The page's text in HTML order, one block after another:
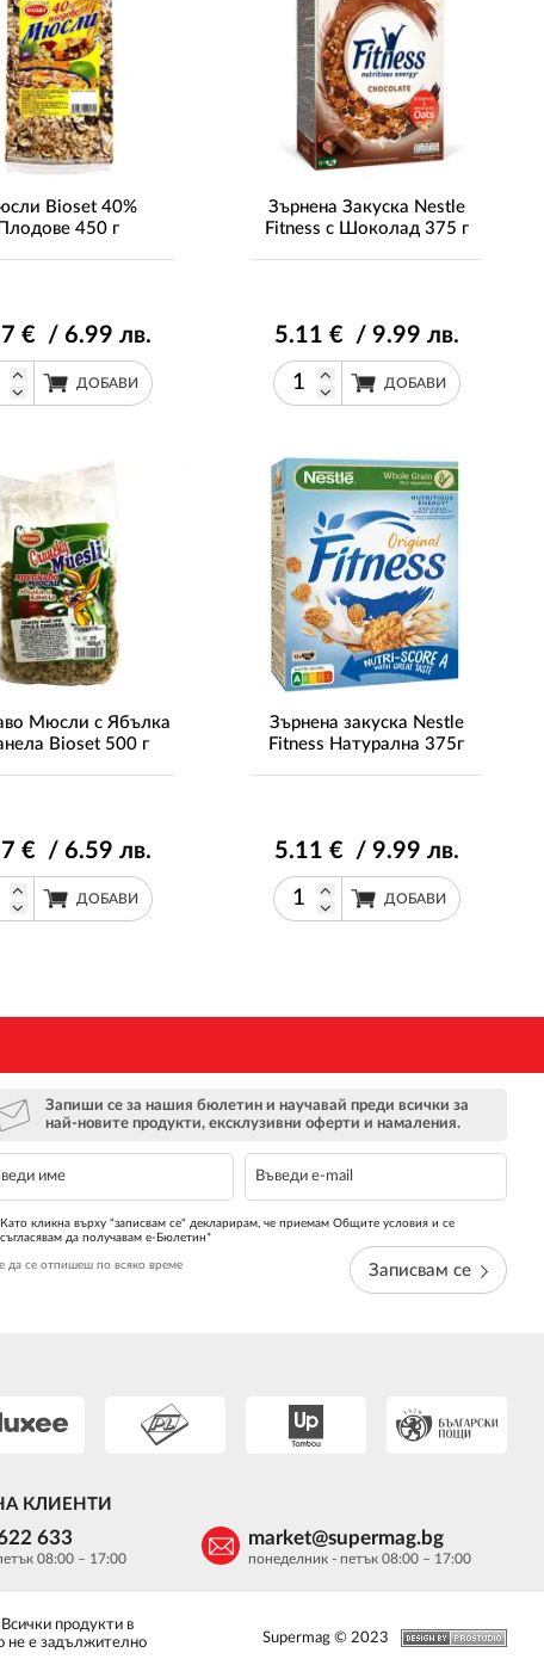
Bioset 40%
Плодове 450 г
€ / 6.99 лв.
ДОБАВИ
Зърнена Закуска Nestle
Fitness с Шоколад 375 г
5.11 € / 9.99 лв.
ДОБАВИ
Мюсли с Ябълка
Bioset 500 г
€ / 6.59 лв.
ДОБАВИ
Зърнена закуска Nestle
Fitness Натурална 375г
5.11 € / 9.99 лв.
ДОБАВИ
Запиши се за нашия бюлетин и научавай преди всички за
най-новите продукти, ексклузивни оферти и намаления.
Като кликна върху "записвам се" декларирам, че приемам Общите условия и се
съгласявам да получавам е-Бюлетин*
да се отпишеш по всяко време Записвам се
КЛИЕНТИ
633
08:00 – 17:00
market@supermag.bg
понеделник - петък 08:00 – 17:00
продукти в
не е задължително
Supermag © 2023